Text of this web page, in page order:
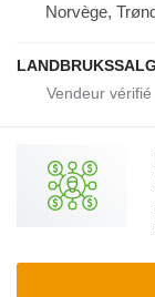
Norvège,